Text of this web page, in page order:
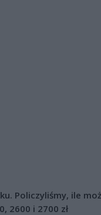
Policzyliśmy, ile
2600 i 2700 zł